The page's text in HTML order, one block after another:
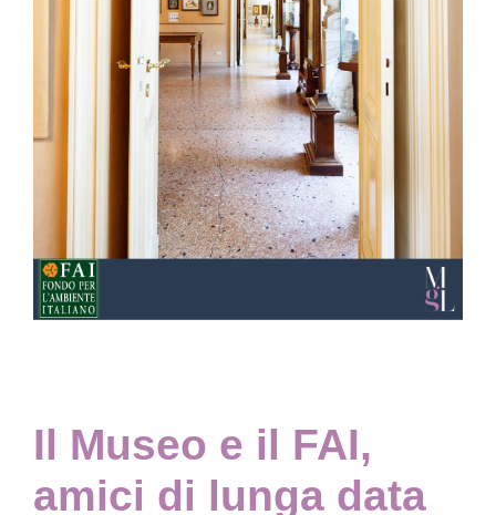
Pubblicazioni
Contatti e biglietti
Cerca
Il Museo e il FAI,
amici di lunga data